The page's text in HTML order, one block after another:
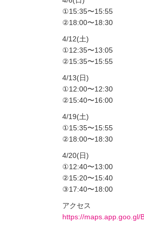
①15:35〜15:55
②18:00〜18:30
4/12(土)
①12:35〜13:05
②15:35〜15:55
4/13(日)
①12:00〜12:30
②15:40〜16:00
4/19(土)
①15:35〜15:55
②18:00〜18:30
4/20(日)
①12:40〜13:00
②15:20〜15:40
③17:40〜18:00
アクセス
https://maps.app.goo.gl/